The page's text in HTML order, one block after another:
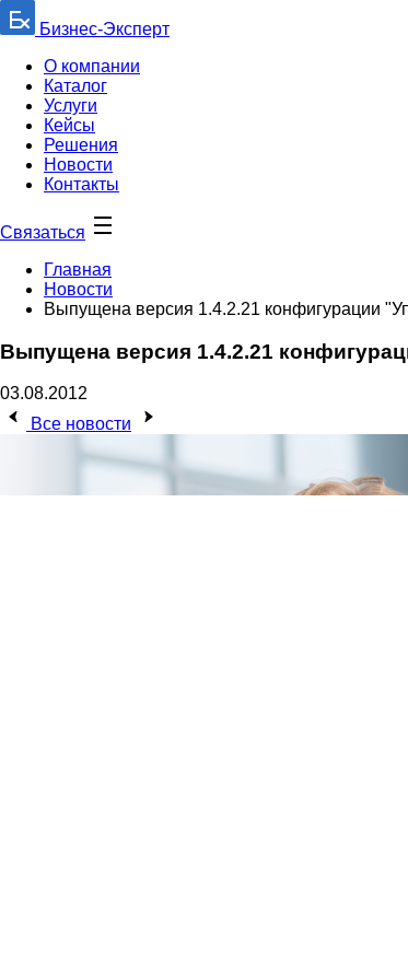
Бизнес-Эксперт
О компании
Каталог
Услуги
Кейсы
Решения
Новости
Контакты
Связаться
Главная
Новости
Выпущена версия 1.4.2.21 конфигурации
Выпущена версия 1.4.2.21
03.08.2012
Все новости